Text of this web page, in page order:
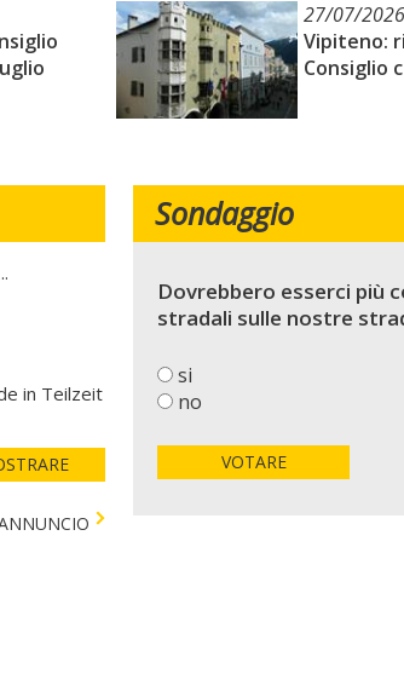
27/07/2026
Vipiteno:
Consiglio
in Teilzeit
Sondaggio
Dovrebbero esserci più
stradali sulle nostre
si
no
VOTARE